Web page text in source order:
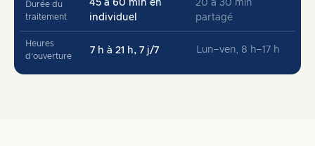
Durée du
traitement
45 à 60 min en
individuel
20 à 30 min
partagé
Heures
d’ouverture
7 h à 21 h, 7 j/7 Lun–ven, 8 h–17 h